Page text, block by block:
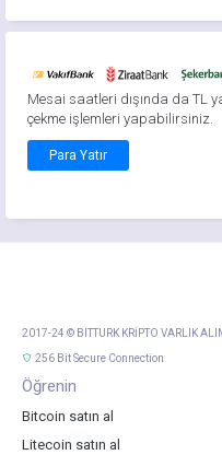
Mesai saatleri dışında da TL
çekme işlemleri yapabilirsiniz.
Para Yatır
2017-24 © BITTURK KRİPTO VARLIK
256 Bit Secure Connection
Öğrenin
Bitcoin satın al
Litecoin satın al